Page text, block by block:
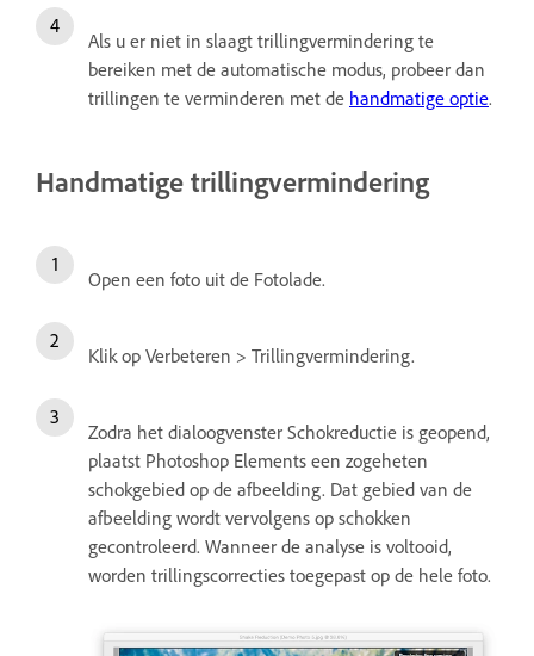
Als u er niet in slaagt trillingvermindering te
bereiken met de automatische modus, probeer dan
trillingen te verminderen met de handmatige optie.
Handmatige trillingvermindering
Open een foto uit de Fotolade.
Klik op Verbeteren > Trillingvermindering.
Zodra het dialoogvenster Schokreductie is geopend,
plaatst Photoshop Elements een zogeheten
schokgebied op de afbeelding. Dat gebied van de
afbeelding wordt vervolgens op schokken
gecontroleerd. Wanneer de analyse is voltooid,
worden trillingscorrecties toegepast op de hele foto.